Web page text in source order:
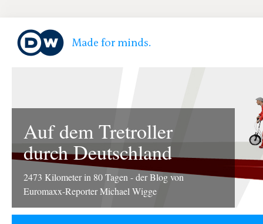
Auf dem Tretroller
durch Deutschland
2473 Kilometer in 80 Tagen - der Blog von
Euromaxx-Reporter Michael Wigge